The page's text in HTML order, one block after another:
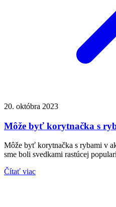
20. októbra 2023
Môže byť korytnačka s
Môže byť korytnačka s rybami v
sme boli svedkami rastúcej
Čítať viac